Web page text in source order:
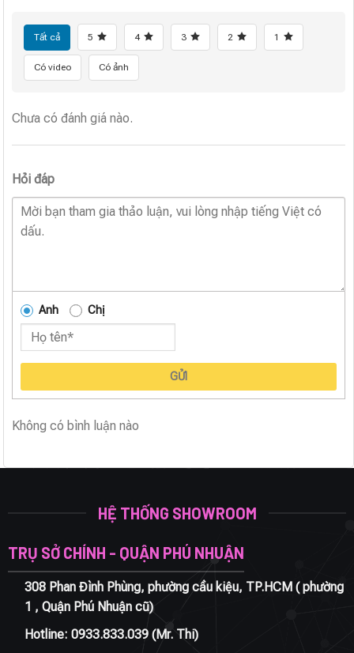
Tất cả 5 4 3 2 1
Có video Có ảnh
Chưa có đánh giá nào.
Hỏi đáp
Anh Chị
GỬI
Không có bình luận nào
HỆ THỐNG SHOWROOM
TRỤ SỞ CHÍNH - QUẬN PHÚ NHUẬN
308 Phan Đình Phùng, phường cầu kiệu, TP.HCM ( phường
1 , Quận Phú Nhuận cũ)
Hotline: 0933.833.039(Mr. Thi)